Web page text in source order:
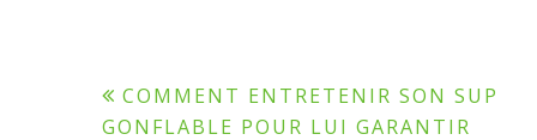
COMMENT ENTRETENIR SON SUP
GONFLABLE POUR LUI GARANTIR